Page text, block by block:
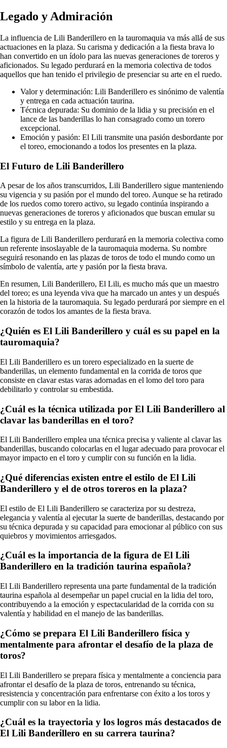
Legado y Admiración
La influencia de Lili Banderillero en la tauromaquia va más allá de sus
actuaciones en la plaza. Su carisma y dedicación a la fiesta brava lo
han convertido en un ídolo para las nuevas generaciones de toreros y
aficionados. Su legado perdurará en la memoria colectiva de todos
aquellos que han tenido el privilegio de presenciar su arte en el ruedo.
Valor y determinación: Lili Banderillero es sinónimo de valentía
y entrega en cada actuación taurina.
Técnica depurada: Su dominio de la lidia y su precisión en el
lance de las banderillas lo han consagrado como un torero
excepcional.
Emoción y pasión: El Lili transmite una pasión desbordante por
el toreo, emocionando a todos los presentes en la plaza.
El Futuro de Lili Banderillero
A pesar de los años transcurridos, Lili Banderillero sigue manteniendo
su vigencia y su pasión por el mundo del toreo. Aunque se ha retirado
de los ruedos como torero activo, su legado continúa inspirando a
nuevas generaciones de toreros y aficionados que buscan emular su
estilo y su entrega en la plaza.
La figura de Lili Banderillero perdurará en la memoria colectiva como
un referente insoslayable de la tauromaquia moderna. Su nombre
seguirá resonando en las plazas de toros de todo el mundo como un
símbolo de valentía, arte y pasión por la fiesta brava.
En resumen, Lili Banderillero, El Lili, es mucho más que un maestro
del toreo; es una leyenda viva que ha marcado un antes y un después
en la historia de la tauromaquia. Su legado perdurará por siempre en el
corazón de todos los amantes de la fiesta brava.
¿Quién es El Lili Banderillero y cuál es su papel en la
tauromaquia?
El Lili Banderillero es un torero especializado en la suerte de
banderillas, un elemento fundamental en la corrida de toros que
consiste en clavar estas varas adornadas en el lomo del toro para
debilitarlo y controlar su embestida.
¿Cuál es la técnica utilizada por El Lili Banderillero al
clavar las banderillas en el toro?
El Lili Banderillero emplea una técnica precisa y valiente al clavar las
banderillas, buscando colocarlas en el lugar adecuado para provocar el
mayor impacto en el toro y cumplir con su función en la lidia.
¿Qué diferencias existen entre el estilo de El Lili
Banderillero y el de otros toreros en la plaza?
El estilo de El Lili Banderillero se caracteriza por su destreza,
elegancia y valentía al ejecutar la suerte de banderillas, destacando por
su técnica depurada y su capacidad para emocionar al público con sus
quiebros y movimientos arriesgados.
¿Cuál es la importancia de la figura de El Lili
Banderillero en la tradición taurina española?
El Lili Banderillero representa una parte fundamental de la tradición
taurina española al desempeñar un papel crucial en la lidia del toro,
contribuyendo a la emoción y espectacularidad de la corrida con su
valentía y habilidad en el manejo de las banderillas.
¿Cómo se prepara El Lili Banderillero física y
mentalmente para afrontar el desafío de la plaza de
toros?
El Lili Banderillero se prepara física y mentalmente a conciencia para
afrontar el desafío de la plaza de toros, entrenando su técnica,
resistencia y concentración para enfrentarse con éxito a los toros y
cumplir con su labor en la lidia.
¿Cuál es la trayectoria y los logros más destacados de
El Lili Banderillero en su carrera taurina?